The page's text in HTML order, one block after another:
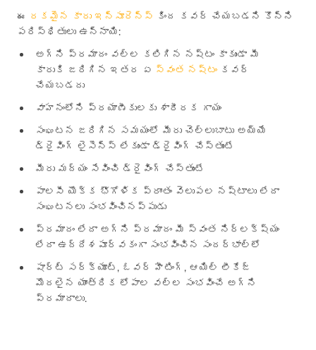
ఈ రకమైన కారు ఇన్సూరెన్స్ కింద కవర్ చేయబడని కొన్ని
పరిస్థితులు ఉన్నాయి:
అగ్ని ప్రమాదం వల్ల కలిగిన నష్టం కాకుండా మీ
కారుకి జరిగిన ఇతర ఏ స్వంత నష్టం కవర్
చేయబడదు
వాహనంలోని ప్రయాణీకులకు శారీరక గాయం
సంఘటన జరిగిన సమయంలో మీరు చెల్లుబాటు అయ్యే
డ్రైవింగ్ లైసెన్స్ లేకుండా డ్రైవింగ్ చేస్తుంటే
మీరు మద్యం సేవించి డ్రైవింగ్ చేస్తుంటే
పాలసీ యొక్క భౌగోళిక ప్రాంతం వెలుపల నష్టాలు లేదా
సంఘటనలు సంభవించినప్పుడు
ప్రమాదం లేదా అగ్ని ప్రమాదం మీ స్వంత నిర్లక్ష్యం
లేదా ఉద్దేశపూర్వకంగా సంభవించిన సందర్భాల్లో
షార్ట్ సర్క్యూట్, ఓవర్ హీటింగ్, ఆయిల్ లీకేజ్
మొదలైన యాంత్రిక లోపాల వల్ల సంభవించే అగ్ని
ప్రమాదాలు.